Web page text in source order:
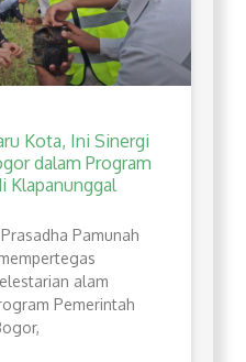
Kota, Ini Sinergi
dalam Program
Klapanunggal
Pamunah
alam
Pemerintah